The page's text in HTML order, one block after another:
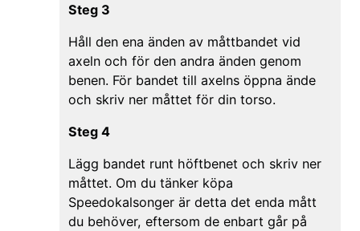
Steg 3
Håll den ena änden av måttbandet vid
axeln och för den andra änden genom
benen. För bandet till axelns öppna ände
och skriv ner måttet för din torso.
Steg 4
Lägg bandet runt höftbenet och skriv ner
måttet. Om du tänker köpa
Speedokalsonger är detta det enda mått
du behöver, eftersom de enbart går på